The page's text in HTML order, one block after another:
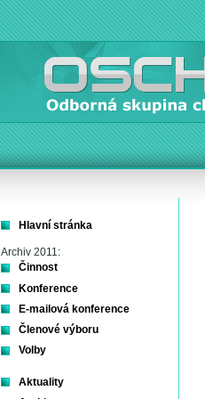
Hlavní stránka
Archiv 2011:
Činnost
Konference
E-mailová konference
Členové výboru
Volby
Aktuality